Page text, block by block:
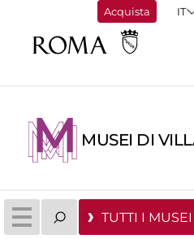
Acquista
MUSEI DI
TUTTI I MUSEI